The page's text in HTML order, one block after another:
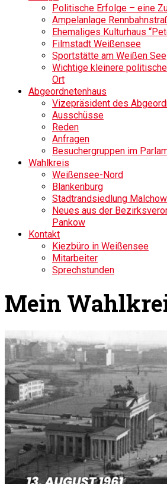
Politische Erfolge – eine
Ampelanlage
Ehemaliges Kulturhaus
Filmstadt Weißensee
Sportstätte am Weißen See
Wichtige kleinere
Ort
Abgeordnetenhaus
Vizepräsident des
Ausschüsse
Reden
Anfragen
Besuchergruppen im
Wahlkreis
Weißensee-Nord
Blankenburg
Stadtrandsiedlung Malchow
Neues aus der
Pankow
Kontakt
Kiezbüro in Weißensee
Mitarbeiter
Sprechstunden
Mein